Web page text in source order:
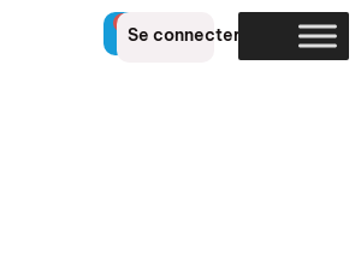
Se connecter